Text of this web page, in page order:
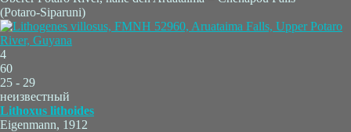
(Potaro-Siparuni)
4
60
25 - 29
неизвестный
Lithoxus lithoides
Eigenmann, 1912